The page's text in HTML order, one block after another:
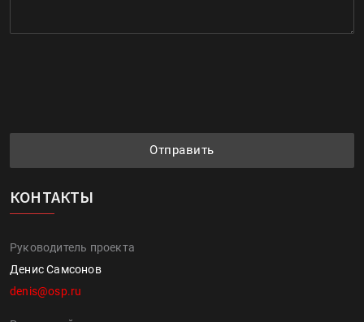
Отправить
КОНТАКТЫ
Руководитель проекта
Денис Самсонов
denis@osp.ru